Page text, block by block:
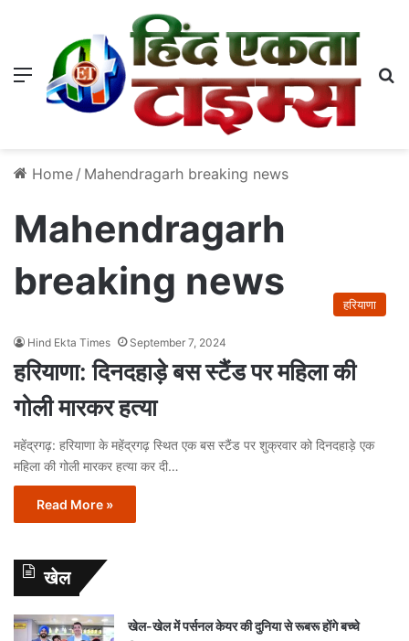
Menu
Home / Mahendragarh breaking news
Mahendragarh
breaking news
हरियाणा
Hind Ekta Times September 7, 2024
हरियाणा: दिनदहाड़े बस स्टैंड पर महिला की
गोली मारकर हत्या
महेंद्रगढ़: हरियाणा के महेंद्रगढ़ स्थित एक बस स्टैंड पर शुक्रवार को दिनदहाड़े एक
महिला की गोली मारकर हत्या कर दी…
Read More »
खेल
खेल-खेल में पर्सनल केयर की दुनिया से रूबरू होंगे बच्चे